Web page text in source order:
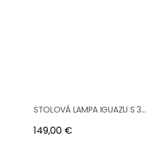
STOLOVÁ LAMPA IGUAZU S 3...
Cena
149,00 €